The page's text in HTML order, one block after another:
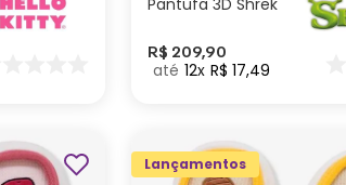
R$ 209,90
12 R$ 17,49
Lançamentos